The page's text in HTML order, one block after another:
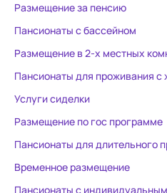
Размещение за пенсию
Пансионаты с бассейном
Размещение в 2-х местных
Пансионаты для проживания
Услуги сиделки
Размещение по гос программе
Пансионаты для длительного
Временное размещение
Пансионаты с